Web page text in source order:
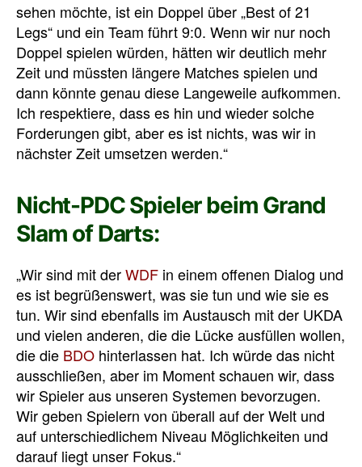
sehen möchte, ist ein Doppel über „Best of 21
Legs“ und ein Team führt 9:0. Wenn wir nur noch
Doppel spielen würden, hätten wir deutlich mehr
Zeit und müssten längere Matches spielen und
dann könnte genau diese Langeweile aufkommen.
Ich respektiere, dass es hin und wieder solche
Forderungen gibt, aber es ist nichts, was wir in
nächster Zeit umsetzen werden.“
Nicht-PDC Spieler beim Grand
Slam of Darts:
„Wir sind mit derWDF in einem offenen Dialog und
es ist begrüßenswert, was sie tun und wie sie es
tun. Wir sind ebenfalls im Austausch mit der UKDA
und vielen anderen, die die Lücke ausfüllen wollen,
die die BDO hinterlassen hat. Ich würde das nicht
ausschließen, aber im Moment schauen wir, dass
wir Spieler aus unseren Systemen bevorzugen.
Wir geben Spielern von überall auf der Welt und
auf unterschiedlichem Niveau Möglichkeiten und
darauf liegt unser Fokus.“